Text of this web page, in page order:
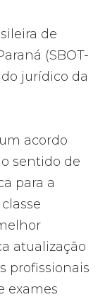
de
(SBOT-
do jurídico da
acordo
sentido de
para a
atualização
profissionais
exames